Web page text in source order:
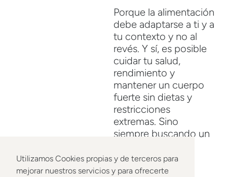
Porque la alimentación
debe adaptarse a ti y a
tu contexto y no al
revés. Y sí, es posible
cuidar tu salud,
rendimiento y
mantener un cuerpo
fuerte sin dietas y
restricciones
extremas. Sino
siempre buscando un
flexible con
consciencia.
Utilizamos Cookies propias y de terceros para
mejorar nuestros servicios y para ofrecerte